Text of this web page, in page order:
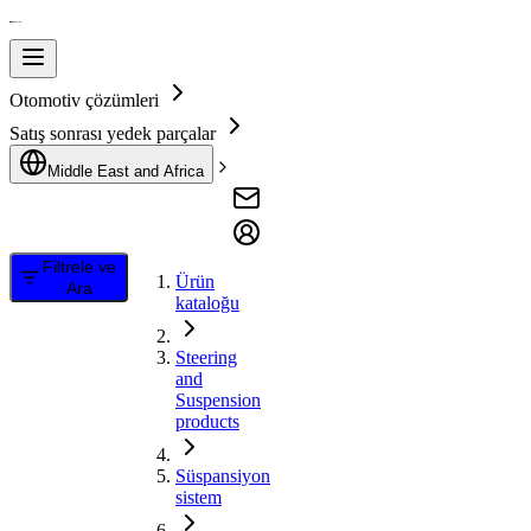
Otomotiv çözümleri
Satış sonrası yedek parçalar
Middle East and Africa
Filtrele ve
Ara
Ürün
kataloğu
Steering
and
Suspension
products
Süspansiyon
sistem